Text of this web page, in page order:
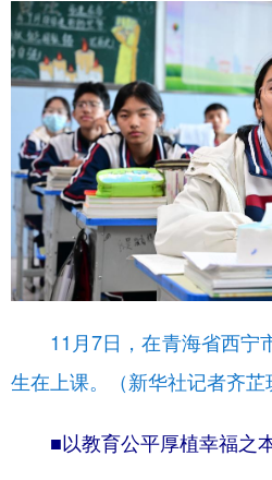
11月7日，在青海省西宁
生在上课。（新华社记者齐芷
■以教育公平厚植幸福之